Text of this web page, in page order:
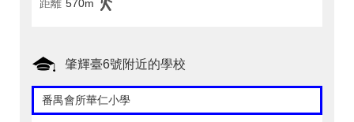
距離 570m
肇輝臺6號附近的學校
番禺會所華仁小學